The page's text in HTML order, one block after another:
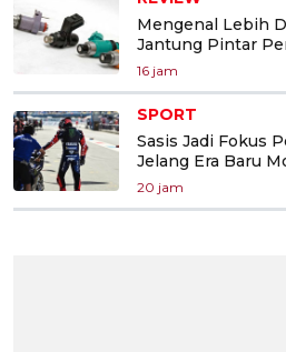
Mengenal Lebih
Jantung Pintar
16 jam
SPORT
Sasis Jadi Fokus
Jelang Era Baru
20 jam